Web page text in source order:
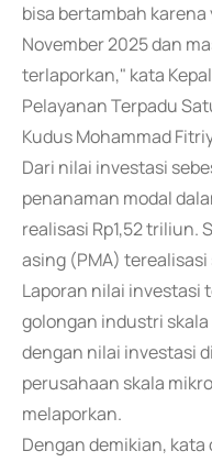
bisa bertambah
November 2025 dan
terlaporkan," kata
Pelayanan Terpadu
Kudus Mohammad
Dari nilai investasi
penanaman modal
realisasi Rp1,52 triliun.
asing (PMA) terealisasi
Laporan nilai investasi
golongan industri
dengan nilai investasi
perusahaan skala
melaporkan.
Dengan demikian,